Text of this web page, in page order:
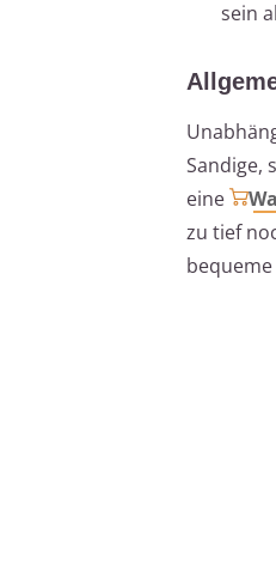
sein
Sandige,
eine
zu tief